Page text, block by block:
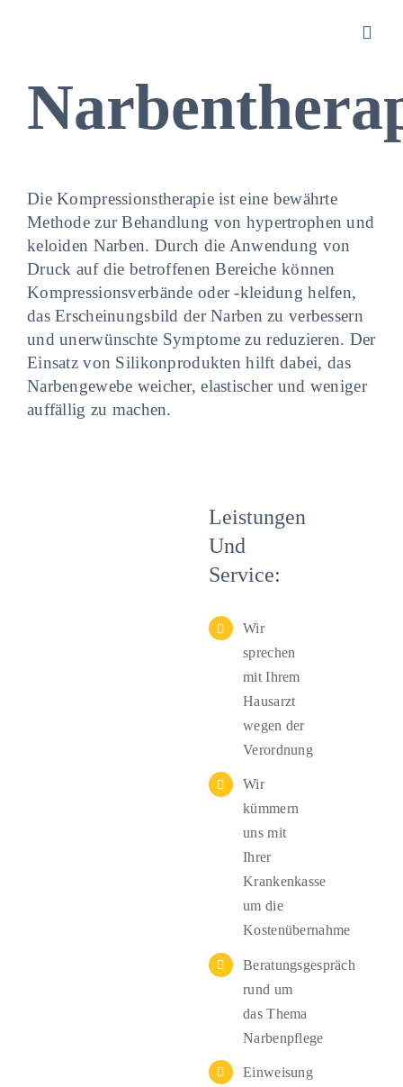
Sanitätshaus
Rehatechnik
Homecare
Produkte
Über uns
Die Kompressionstherapie ist eine bewährte
Methode zur Behandlung von hypertrophen und
keloiden Narben. Durch die Anwendung von
Druck auf die betroffenen Bereiche können
Kompressionsverbände oder -kleidung helfen,
das Erscheinungsbild der Narben zu verbessern
und unerwünschte Symptome zu reduzieren. Der
Einsatz von Silikonprodukten hilft dabei, das
Narbengewebe weicher, elastischer und weniger
auffällig zu machen.
Leistungen
Und
Service:
Wir
sprechen
mit Ihrem
Hausarzt
wegen der
Verordnung
Wir
kümmern
uns mit
Ihrer
Krankenkasse
um die
Kostenübernahme
Beratungsgespräch
rund um
das Thema
Narbenpflege
Einweisung